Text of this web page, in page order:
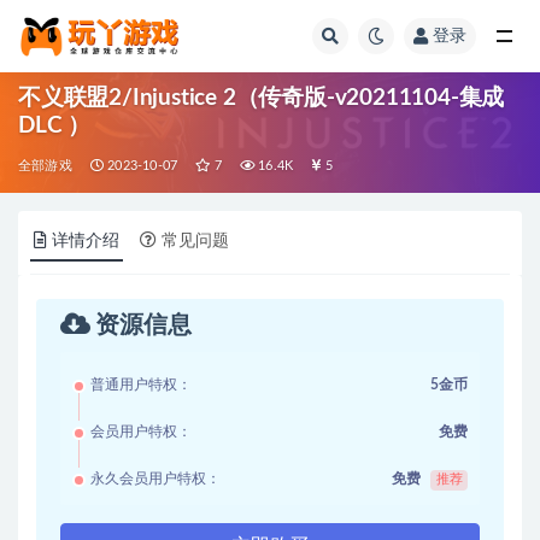
登录
不义联盟2/Injustice 2（传奇版-v20211104-集成
DLC ）
全部游戏 2023-10-07 7 16.4K 5
详情介绍 常见问题
资源信息
普通用户特权： 5金币
会员用户特权： 免费
永久会员用户特权： 免费 推荐